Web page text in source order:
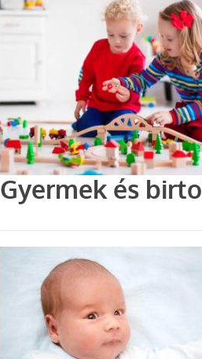
Gyermek és